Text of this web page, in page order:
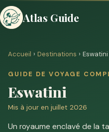
Atlas Guide
Accueil › Destinations › Eswatini
GUIDE DE VOYAGE
Eswatini
Mis à jour en juillet 2026
Un royaume enclavé de la